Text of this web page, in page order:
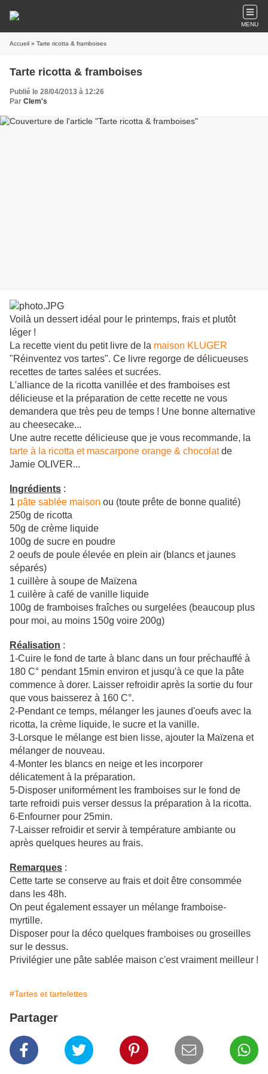
MENU
Accueil » Tarte ricotta & framboises
Tarte ricotta & framboises
Publié le 28/04/2013 à 12:26
Par Clem's
Voilà un dessert idéal pour le printemps, frais et plutôt
léger !
La recette vient du petit livre de la maison KLUGER
"Réinventez vos tartes". Ce livre regorge de délicueuses
recettes de tartes salées et sucrées.
L'alliance de la ricotta vanillée et des framboises est
délicieuse et la préparation de cette recette ne vous
demandera que très peu de temps ! Une bonne alternative
au cheesecake...
Une autre recette délicieuse que je vous recommande, la
tarte à la ricotta et mascarpone orange & chocolatde
Jamie OLIVER...
Ingrédients :
1 pâte sablée maison ou (toute prête de bonne qualité)
250g de ricotta
50g de crème liquide
100g de sucre en poudre
2 oeufs de poule élevée en plein air (blancs et jaunes
séparés)
1 cuillère à soupe de Maïzena
1 cuilère à café de vanille liquide
100g de framboises fraîches ou surgelées (beaucoup plus
pour moi, au moins 150g voire 200g)
Réalisation :
1-Cuire le fond de tarte à blanc dans un four préchauffé à
180 C° pendant 15min environ et jusqu'à ce que la pâte
commence à dorer. Laisser refroidir après la sortie du four
que vous baisserez à 160 C°.
2-Pendant ce temps, mélanger les jaunes d'oeufs avec la
ricotta, la crème liquide, le sucre et la vanille.
3-Lorsque le mélange est bien lisse, ajouter la Maïzena et
mélanger de nouveau.
4-Monter les blancs en neige et les incorporer
délicatement à la préparation.
5-Disposer uniformément les framboises sur le fond de
tarte refroidi puis verser dessus la préparation à la ricotta.
6-Enfourner pour 25min.
7-Laisser refroidir et servir à température ambiante ou
après quelques heures au frais.
Remarques :
Cette tarte se conserve au frais et doit être consommée
dans les 48h.
On peut également essayer un mélange framboise-
myrtille.
Disposer pour la déco quelques framboises ou groseilles
sur le dessus.
Privilégier une pâte sablée maison c'est vraiment meilleur !
#Tartes et tartelettes
Partager